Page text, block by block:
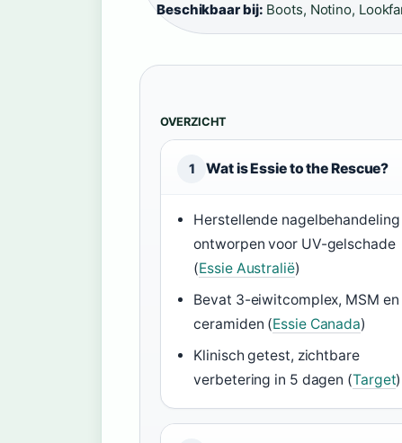
Beschikbaar bij: Boots, Notino,
OVERZICHT
1 Wat is Essie to the Rescue?
Herstellende nagelbehandeling
ontworpen voor UV-gelschade
(Essie Australië)
Bevat 3-eiwitcomplex, MSM en
ceramiden (Essie Canada)
Klinisch getest, zichtbare
verbetering in 5 dagen (Target)